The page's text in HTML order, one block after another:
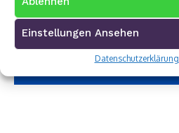
Einstellungen Ansehen
Datenschutzerklärung